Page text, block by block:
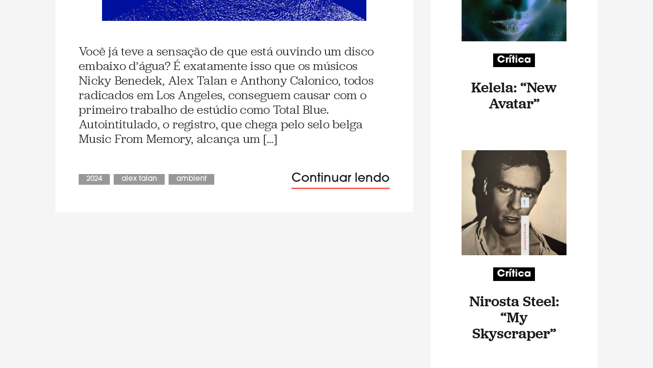
Você já teve a sensação de que está ouvindo um disco
embaixo d’água? É exatamente isso que os músicos
Nicky Benedek, Alex Talan e Anthony Calonico, todos
radicados em Los Angeles, conseguem causar com o
primeiro trabalho de estúdio como Total Blue.
Autointitulado, o registro, que chega pelo selo belga
Music From Memory, alcança um […]
2024 alex talan ambient Continuar lendo
Crítica
Kelela: “New
Avatar”
Crítica
Nirosta Steel:
“My
Skyscraper”